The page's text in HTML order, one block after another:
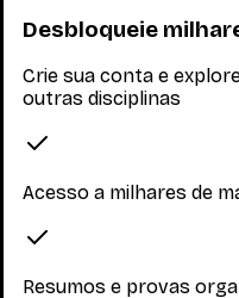
UNIVERSIDADE
Introdução à simulação.
dos modelos de
Ler mais
Nenhum inscrito
Materiais
Desbloqueie
Crie sua conta e
outras disciplinas
Acesso a milhares de
Resumos e provas